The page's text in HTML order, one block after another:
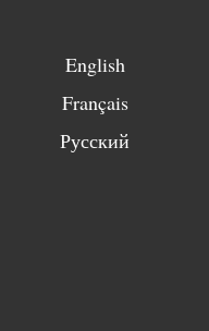
English
Français
Русский